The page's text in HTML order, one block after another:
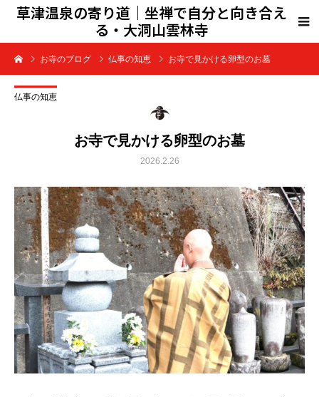
草津温泉の寄り道｜坐禅で自分と向き合え
る・大洞山雲林寺
お寺のブログ 仏事の知恵 お寺で見かける卵型のお墓
仏事の知恵
お寺で見かける卵型のお墓
2026.2.26